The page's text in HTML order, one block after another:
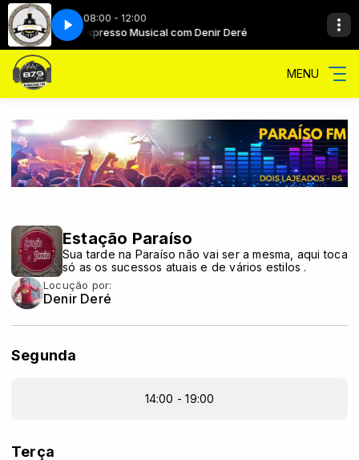
08:00 - 12:00
Deré Expresso Musical com Denir Deré
MENU
Estação Paraíso
Sua tarde na Paraíso não vai ser a mesma, aqui toca
só as os sucessos atuais e de vários estilos .
Locução por:
Denir Deré
Segunda
14:00 - 19:00
Terça